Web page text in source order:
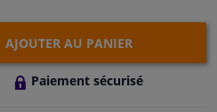
AJOUTER AU PANIER
Paiement sécurisé